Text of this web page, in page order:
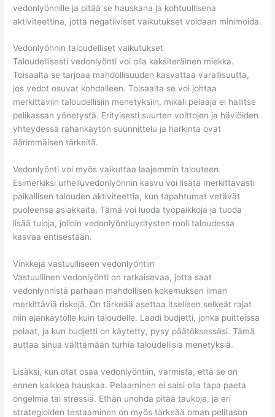
vedonlyönnille ja pitää se hauskana ja kohtuullisena
aktiviteettina, jotta negatiiviset vaikutukset voidaan minimoida.
Vedonlyönnin taloudelliset vaikutukset
Taloudellisesti vedonlyönti voi olla kaksiteräinen miekka.
Toisaalta se tarjoaa mahdollisuuden kasvattaa varallisuutta,
jos vedot osuvat kohdalleen. Toisaalta se voi johtaa
merkittäviin taloudellisiin menetyksiin, mikäli pelaaja ei hallitse
pelikassan yönetystä. Erityisesti suurten voittojen ja häviöiden
yhteydessä rahankäytön suunnittelu ja harkinta ovat
äärimmäisen tärkeitä.
Vedonlyönti voi myös vaikuttaa laajemmin talouteen.
Esimerkiksi urheiluvedonlyönnin kasvu voi lisätä merkittävästi
paikallisen talouden aktiviteettia, kun tapahtumat vetävät
puoleensa asiakkaita. Tämä voi luoda työpaikkoja ja tuoda
lisää tuloja, jolloin vedonlyöntiuyritysten rooli taloudessa
kasvaa entisestään.
Vinkkejä vastuulliseen vedonlyöntiin
Vastuullinen vedonlyönti on ratkaisevaa, jotta saat
vedonlynnistä parhaan mahdollisen kokemuksen ilman
merkittäviä riskejä. On tärkeää asettaa itselleen selkeät rajat
niin ajankäytölle kuin taloudelle. Laadi budjetti, jonka puitteissa
pelaat, ja kun budjetti on käytetty, pysy päätöksessäsi. Tämä
auttaa sinua välttämään turhia taloudellisia menetyksiä.
Lisäksi, kun otat osaa vedonlyöntiin, varmista, että se on
ennen kaikkea hauskaa. Pelaaminen ei saisi olla tapa paeta
ongelmia tai stressiä. Ethän unohda pitää taukoja, ja eri
strategioiden testaaminen on myös tärkeää oman pelitason